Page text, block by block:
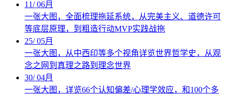
11/06月
一张大图，全面梳理拖延系统，从完美主义、道德许可
等底层原理，到粗造行动MVP实践战拖
25/05月
一张大图，从中西印等多个视角详览世界哲学史，从观
念之网到真理之路到理念世界
30/04月
一张大图，详览66个认知偏差/心理学效应，和100个多